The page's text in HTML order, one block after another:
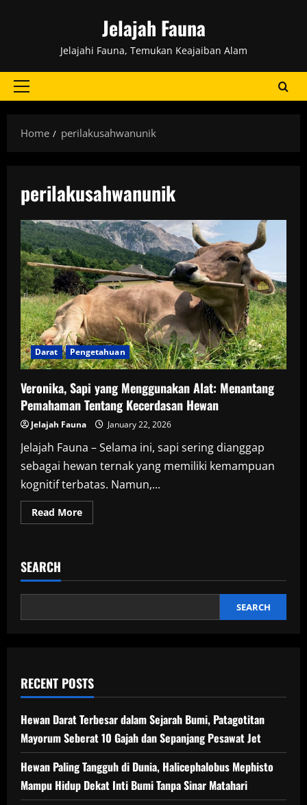
Jelajah Fauna
Jelajahi Fauna, Temukan Keajaiban Alam
Primary
Home
perilakusahwanunik
perilakusahwanunik
Darat Pengetahuan
Veronika, Sapi yang Menggunakan Alat: Menantang
Pemahaman Tentang Kecerdasan Hewan
Jelajah Fauna January 22, 2026
Jelajah Fauna – Selama ini, sapi sering dianggap
sebagai hewan ternak yang memiliki kemampuan
kognitif terbatas. Namun,...
Read MoreRead
more
Alat:
Pemahaman
Kecerdasan
SEARCH
SEARCH
RECENT POSTS
Hewan Darat Terbesar dalam Sejarah Bumi, Patagotitan
Mayorum Seberat 10 Gajah dan Sepanjang Pesawat Jet
Hewan Paling Tangguh di Dunia, Halicephalobus Mephisto
Mampu Hidup Dekat Inti Bumi Tanpa Sinar Matahari